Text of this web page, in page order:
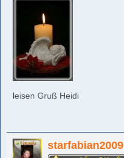
leisen Gruß Heidi
starfabian2009